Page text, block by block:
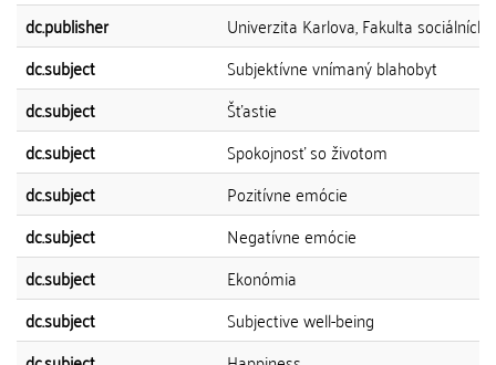
dc.publisher
Univerzita Karlova, Fakulta sociálních
dc.subject
Subjektívne vnímaný blahobyt
dc.subject
Šťastie
dc.subject
Spokojnosť so životom
dc.subject
Pozitívne emócie
dc.subject
Negatívne emócie
dc.subject
Ekonómia
dc.subject
Subjective well-being